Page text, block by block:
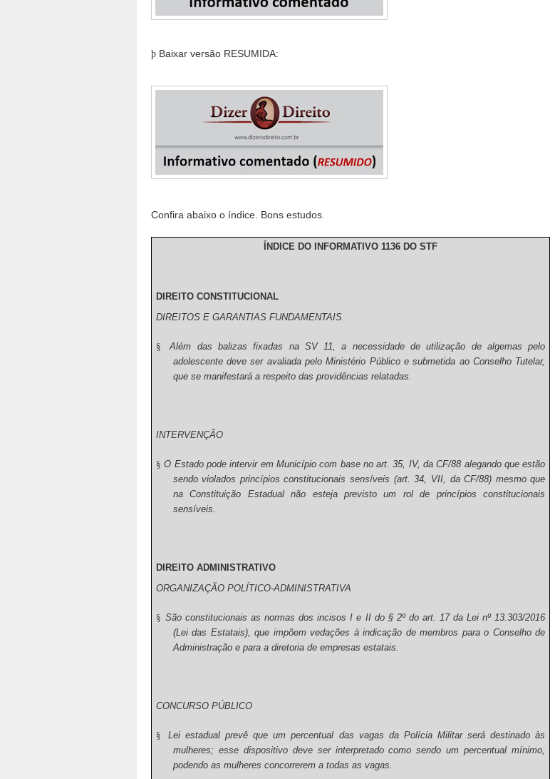
þ Baixar versão RESUMIDA:
Confira abaixo o índice. Bons estudos.
ÍNDICE DO INFORMATIVO 1136 DO STF
DIREITO CONSTITUCIONAL
DIREITOS E GARANTIAS FUNDAMENTAIS
§
Além das balizas fixadas na SV 11, a necessidade de utilização de algemas pelo
adolescente deve ser avaliada pelo Ministério Público e submetida ao Conselho Tutelar,
que se manifestará a respeito das providências relatadas.
INTERVENÇÃO
§ O Estado pode intervir em Município com base no art. 35, IV, da CF/88 alegando que estão
sendo violados princípios constitucionais sensíveis (art. 34, VII, da CF/88) mesmo que
na Constituição Estadual não esteja previsto um rol de princípios constitucionais
sensíveis.
DIREITO ADMINISTRATIVO
ORGANIZAÇÃO POLÍTICO-ADMINISTRATIVA
§ São constitucionais as normas dos incisos I e II do § 2º do art. 17 da Lei nº 13.303/2016
(Lei das Estatais), que impõem vedações à indicação de membros para o Conselho de
Administração e para a diretoria de empresas estatais.
CONCURSO PÚBLICO
§
Lei estadual prevê que um percentual das vagas da Polícia Militar será destinado às
mulheres; esse dispositivo deve ser interpretado como sendo um percentual mínimo,
podendo as mulheres concorrerem a todas as vagas.